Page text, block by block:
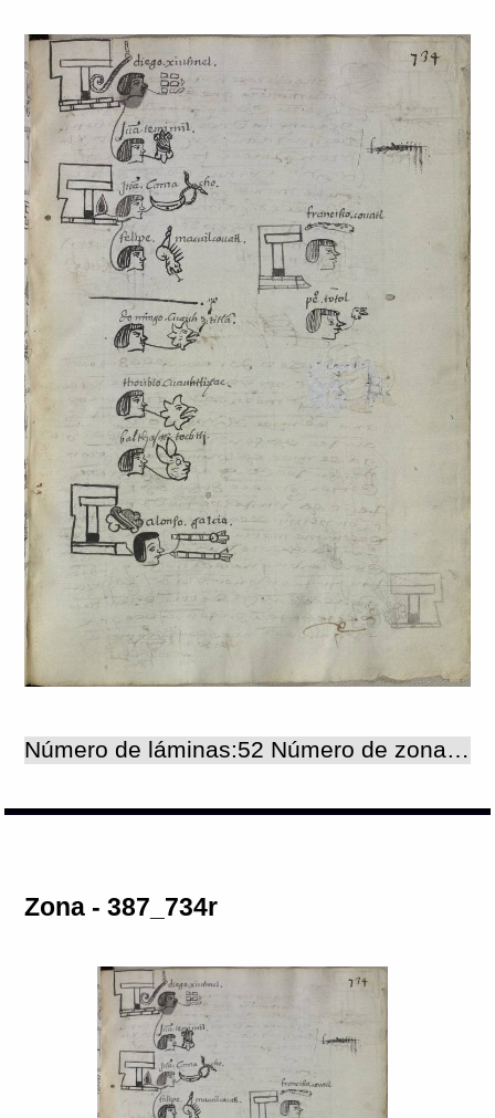
Número de láminas:52 Número de zonas:52
Zona - 387_734r